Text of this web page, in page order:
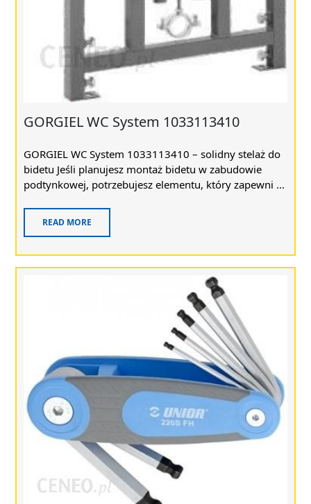
GORGIEL WC System 1033113410
GORGIEL WC System 1033113410 – solidny stelaż do
bidetu Jeśli planujesz montaż bidetu w zabudowie
podtynkowej, potrzebujesz elementu, który zapewni ...
READ MORE